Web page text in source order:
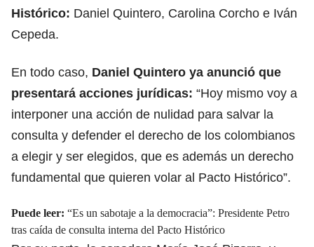
Histórico: Daniel Quintero, Carolina Corcho e Iván
Cepeda.
En todo caso, Daniel Quintero ya anunció que
presentará acciones jurídicas: “Hoy mismo voy a
interponer una acción de nulidad para salvar la
consulta y defender el derecho de los colombianos
a elegir y ser elegidos, que es además un derecho
fundamental que quieren volar al Pacto Histórico”.
Puede leer: “Es un sabotaje a la democracia”: Presidente Petro
tras caída de consulta interna del Pacto Histórico